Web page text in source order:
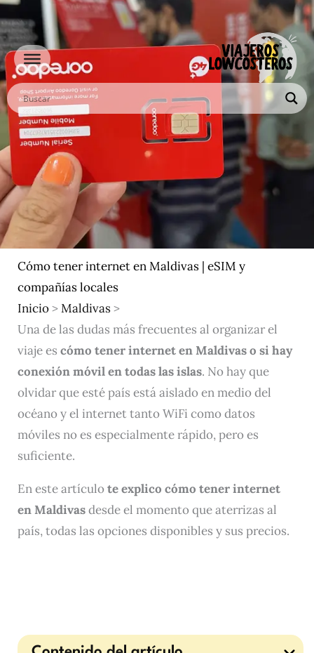
Ir
al
contenido
Cómo tener internet en Maldivas | eSIM y
compañías locales
Inicio>Maldivas>
Una de las dudas más frecuentes al organizar el
viaje es cómo tener internet en Maldivas o si hay
conexión móvil en todas las islas. No hay que
olvidar que esté país está aislado en medio del
océano y el internet tanto WiFi como datos
móviles no es especialmente rápido, pero es
suficiente.
En este artículote explico cómo tener internet
en Maldivasdesde el momento que aterrizas al
país, todas las opciones disponibles y sus precios.